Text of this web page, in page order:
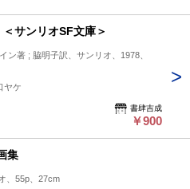
サンリオSF文庫＞
ン著 ; 脇明子訳、サンリオ、1978、
ヤケ
書肆吉成
￥900
集
、55p、27cm